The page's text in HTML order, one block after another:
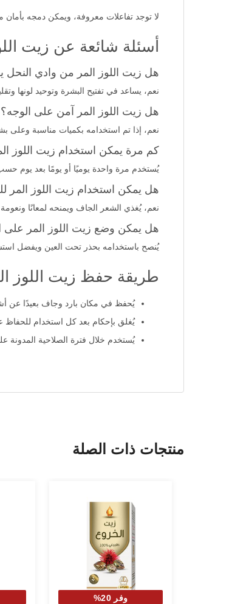
لا توجد تفاعلات معروفة، ويمكن دمجه
أسئلة شائعة عن زيت
هل زيت اللوز المر من وادي النحل
نعم، يساعد في تفتيح البشرة وتوحيد لونها
هل زيت اللوز المر آمن على الوجه؟
نعم، إذا تم استخدامه بكميات مناسبة وعلى
كم مرة يمكن استخدام زيت اللوز
يُستخدم مرة واحدة يوميًا أو يومًا بعد يوم
هل يمكن استخدام زيت اللوز المر
نعم، يُغذي الشعر الجاف ويمنحه لمعانًا
هل يمكن وضع زيت اللوز المر على
يُنصح باستخدامه بحذر تحت العين ويفضل
طريقة حفظ زيت اللوز
يُحفظ في مكان بارد وجاف بعيدًا عن
يُغلق بإحكام بعد كل استخدام للحفاظ
يُستخدم خلال فترة الصلاحية المدونة
منتجات ذات الصلة
وفر 20%